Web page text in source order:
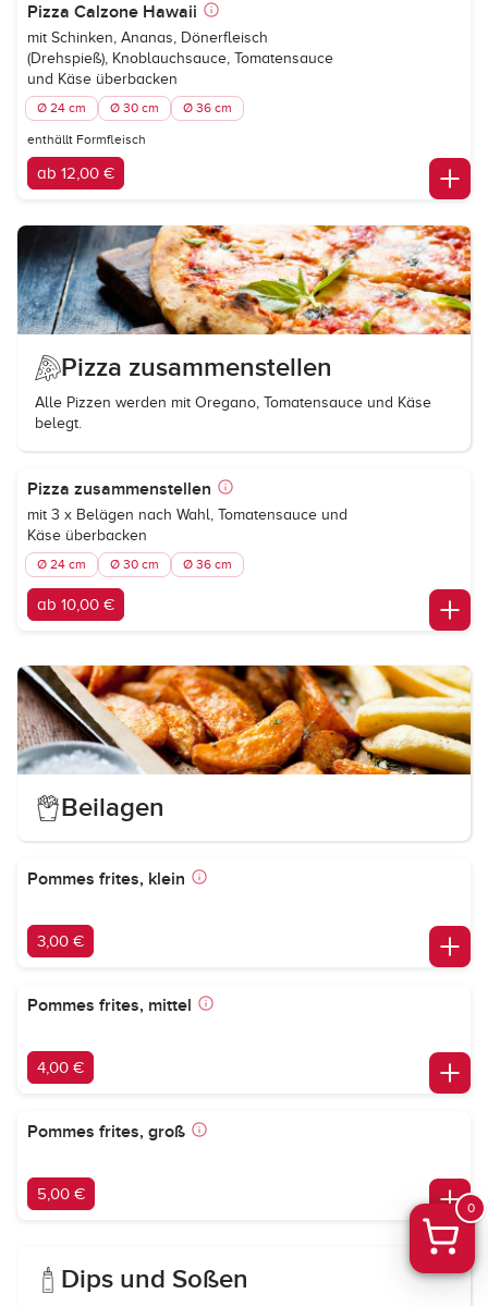
Pizza Calzone Hawaii
mit Schinken, Ananas, Dönerfleisch
(Drehspieß), Knoblauchsauce, Tomatensauce
und Käse überbacken
Ø 24 cm Ø 30 cm Ø 36 cm
enthällt Formfleisch
ab 12,00 €
Pizza zusammenstellen
Alle Pizzen werden mit Oregano, Tomatensauce und Käse
belegt.
Pizza zusammenstellen
mit 3 x Belägen nach Wahl, Tomatensauce und
Käse überbacken
Ø 24 cm Ø 30 cm Ø 36 cm
ab 10,00 €
Beilagen
Pommes frites, klein
3,00 €
Pommes frites, mittel
4,00 €
Pommes frites, groß
5,00 €
Dips und Soßen
0